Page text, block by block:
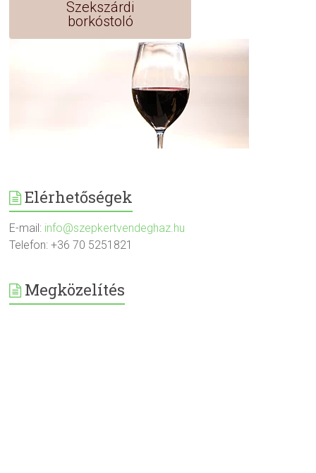
Szekszárdi
borkóstoló
Elérhetőségek
E-mail: info@szepkertvendeghaz.hu
Telefon: +36 70 5251821
Megközelítés